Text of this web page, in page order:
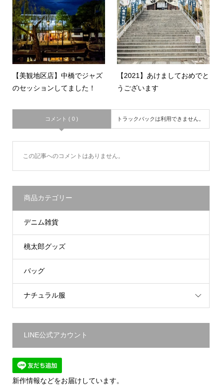
【美観地区店】中橋でジャズ
のセッションしてました！
【2021】あけましておめでと
うございます
コメント ( 0 ) トラックバックは利用できません。
この記事へのコメントはありません。
商品カテゴリー
デニム雑貨
桃太郎グッズ
バッグ
ナチュラル服
LINE公式アカウント
新作情報などをお届けしています。